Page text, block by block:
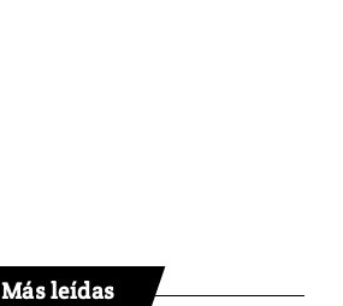
Más leídas